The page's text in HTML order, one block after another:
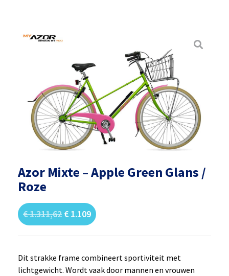
Azor Mixte – Apple Green Glans /
Roze
€1.311,62 € 1.109
Dit strakke frame combineert sportiviteit met
lichtgewicht. Wordt vaak door mannen en vrouwen